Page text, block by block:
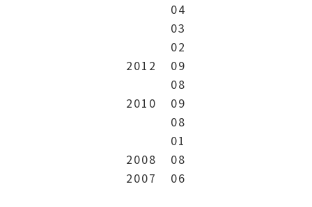
04
03
02
2012
09
08
2010
09
08
01
2008
08
2007
06